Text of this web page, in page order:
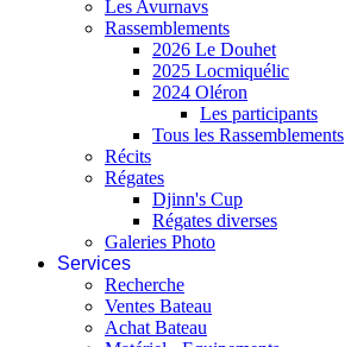
Les Avurnavs
Rassemblements
2026 Le Douhet
2025 Locmiquélic
2024 Oléron
Les participants
Tous les Rassemblements
Récits
Régates
Djinn's Cup
Régates diverses
Galeries Photo
Services
Recherche
Ventes Bateau
Achat Bateau